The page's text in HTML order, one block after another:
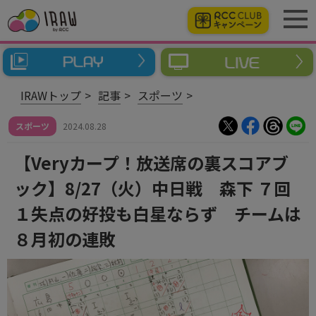
IRAWトップ 記事 スポーツ
スポーツ 2024.08.28
【Veryカープ！放送席の裏スコアブ
ック】8/27（火）中日戦 森下 ７回
１失点の好投も白星ならず チームは
８月初の連敗